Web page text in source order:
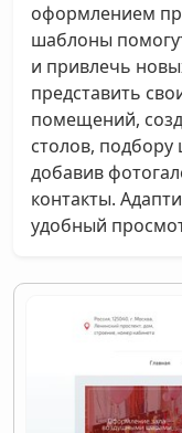
оформлением
шаблоны
и привлечь
представить
помещений,
столов, подбору
добавив
контакты.
удобный